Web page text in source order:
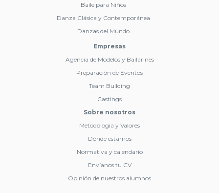
Baile para Niños
Danza Clásica y Contemporánea
Danzas del Mundo
Empresas
Agencia de Modelos y Bailarines
Preparación de Eventos
Team Building
Castings
Sobre nosotros
Metodología y Valores
Dónde estamos
Normativa y calendario
Envíanos tu CV
Opinión de nuestros alumnos